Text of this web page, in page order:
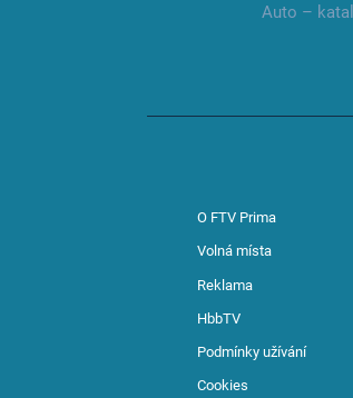
Auto –
O FTV Prima
Volná místa
Reklama
HbbTV
Podmínky užívání
Cookies